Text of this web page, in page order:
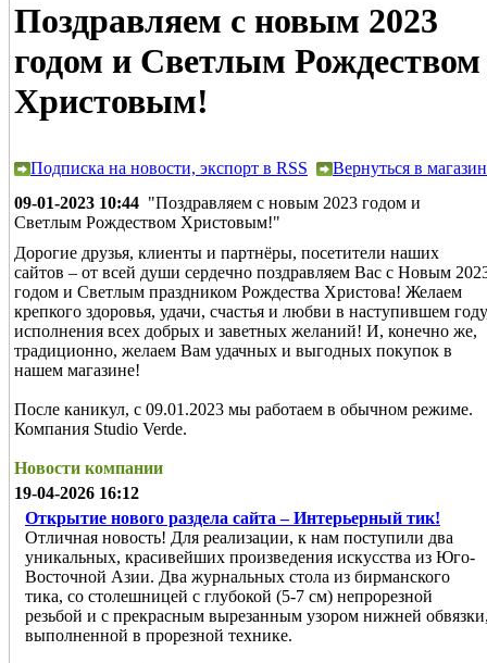
Поздравляем с новым 2023
годом и Светлым Рождеством
Христовым!
Подписка на новости, экспорт в RSS
Вернуться в магазин
09-01-2023 10:44 "Поздравляем с новым 2023 годом и
Светлым Рождеством Христовым!"
Дорогие друзья, клиенты и партнёры, посетители наших
сайтов – от всей души сердечно поздравляем Вас с Новым
годом и Светлым праздником Рождества Христова! Желаем
крепкого здоровья, удачи, счастья и любви в наступившем
исполнения всех добрых и заветных желаний! И, конечно же,
традиционно, желаем Вам удачных и выгодных покупок в
нашем магазине!
После каникул, с 09.01.2023 мы работаем в обычном режиме.
Компания Studio Verde.
Новости компании
19-04-2026 16:12
Открытие нового раздела сайта – Интерьерный тик!
Отличная новость! Для реализации, к нам поступили два
уникальных, красивейших произведения искусства из Юго-
Восточной Азии. Два журнальных стола из бирманского
тика, со столешницей с глубокой (5-7 см) непрорезной
резьбой и с прекрасным вырезанным узором нижней
выполненной в прорезной технике.